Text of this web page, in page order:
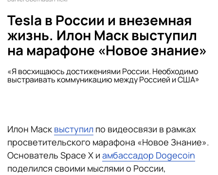
Tesla в России и внеземная
жизнь. Илон Маск выступил
на марафоне «Новое знание»
«Я восхищаюсь достижениями России. Необходимо
выстраивать коммуникацию между Россией и США»
Илон Маск выступил по видеосвязи в рамках
просветительского марафона «Новое Знание».
Основатель Space X и амбассадор Dogecoin
поделился своими мыслями о России,